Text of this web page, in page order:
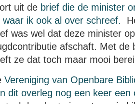
uit de brief die de minister
waar ik ook al over schreef.
was wel dat deze minister
afschaft. Met de
ze dat toch maar mooi
Vereniging van Openbare
dit overleg nog een keer